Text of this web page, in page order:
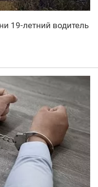
19-летний водитель